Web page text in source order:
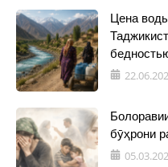
Цена
бӯҳрони